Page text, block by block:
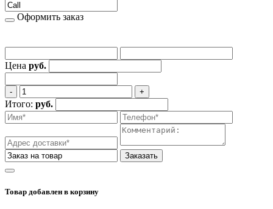
Оформить заказ
Цена руб.
‐ +
Итого: руб.
Заказать
Товар добавлен в корзину